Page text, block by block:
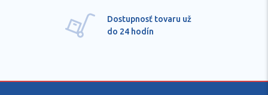
Dostupnosť tovaru už
do 24 hodín